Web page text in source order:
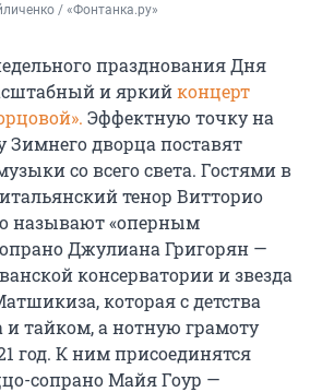
/ «Фонтанка.ру»
празднования Дня
и яркийконцерт
Эффектную точку на
Зимнего дворца поставят
со всего света. Гостями в
тенор Витторио
называют «оперным
Джулиана Григорян —
консерватории и звезда
которая с детства
и тайком, а нотную грамоту
год. К ним присоединятся
сопрано Майя Гоур —